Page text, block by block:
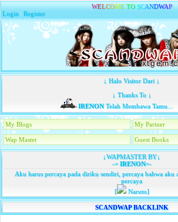
WELCOME TO SCANDWAP
Login |Register
↓ Halo Visitor Dari ↓
↓ Thanks To ↓
IRENONTelah Membawa Tamu...
My Blogs My Partner
Wap Master Guest Books
↓WAPMASTER BY↓
-=IRENON=-
Aku harus percaya pada diriku sendiri, percaya bahwa aku
percaya
[
Naruto]
SCANDWAP BACKLINK